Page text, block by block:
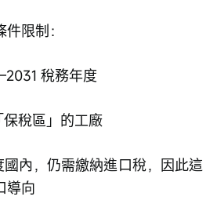
限制：
稅務年度
稅區」的工廠
內，仍需繳納進口稅，因此這
導向